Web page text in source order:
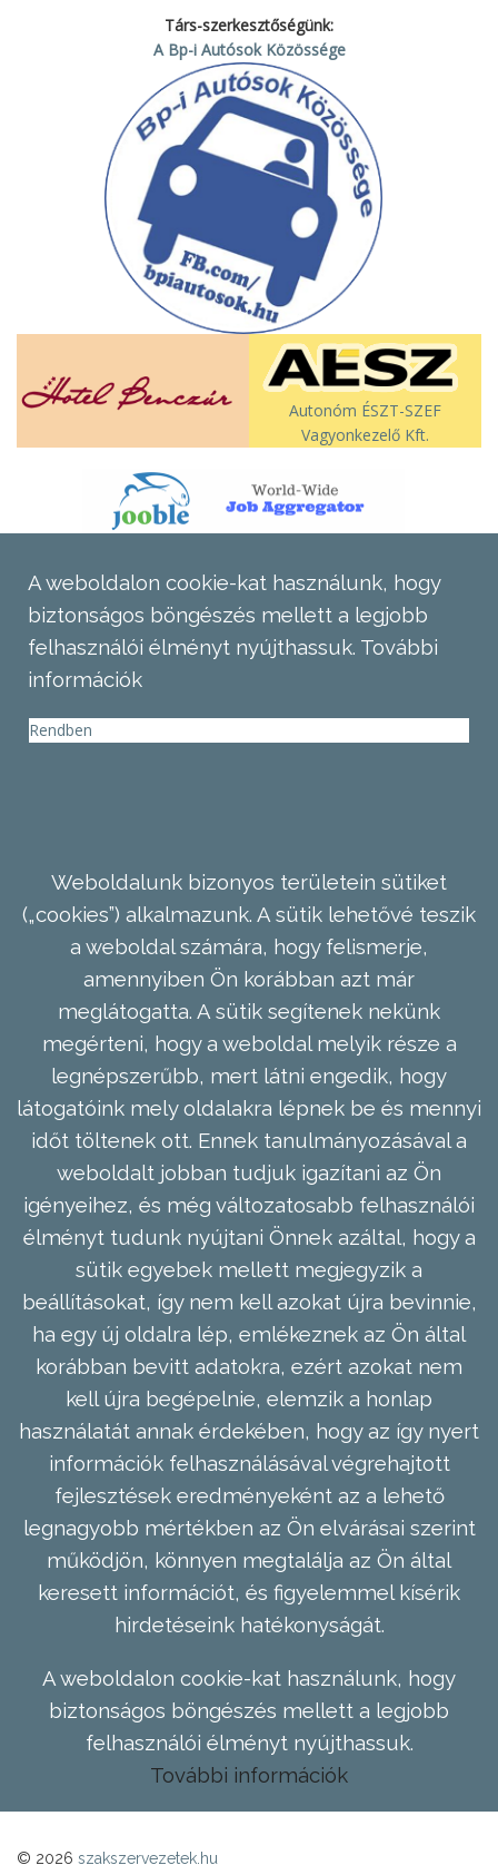
Társ-szerkesztőségünk:
A Bp-i Autósok Közössége
Autonóm ÉSZT-SZEF
Vagyonkezelő Kft.
A weboldalon cookie-kat használunk, hogy
biztonságos böngészés mellett a legjobb
felhasználói élményt nyújthassuk. További
információk
Rendben
Weboldalunk bizonyos területein sütiket
(„cookies”) alkalmazunk. A sütik lehetővé teszik
a weboldal számára, hogy felismerje,
amennyiben Ön korábban azt már
meglátogatta. A sütik segítenek nekünk
megérteni, hogy a weboldal melyik része a
legnépszerűbb, mert látni engedik, hogy
látogatóink mely oldalakra lépnek be és mennyi
időt töltenek ott. Ennek tanulmányozásával a
weboldalt jobban tudjuk igazítani az Ön
igényeihez, és még változatosabb felhasználói
élményt tudunk nyújtani Önnek azáltal, hogy a
sütik egyebek mellett megjegyzik a
beállításokat, így nem kell azokat újra bevinnie,
ha egy új oldalra lép, emlékeznek az Ön által
korábban bevitt adatokra, ezért azokat nem
kell újra begépelnie, elemzik a honlap
használatát annak érdekében, hogy az így nyert
információk felhasználásával végrehajtott
fejlesztések eredményeként az a lehető
legnagyobb mértékben az Ön elvárásai szerint
működjön, könnyen megtalálja az Ön által
keresett információt, és figyelemmel kísérik
hirdetéseink hatékonyságát.
A weboldalon cookie-kat használunk, hogy
biztonságos böngészés mellett a legjobb
felhasználói élményt nyújthassuk.
További információk
© 2026 szakszervezetek.hu